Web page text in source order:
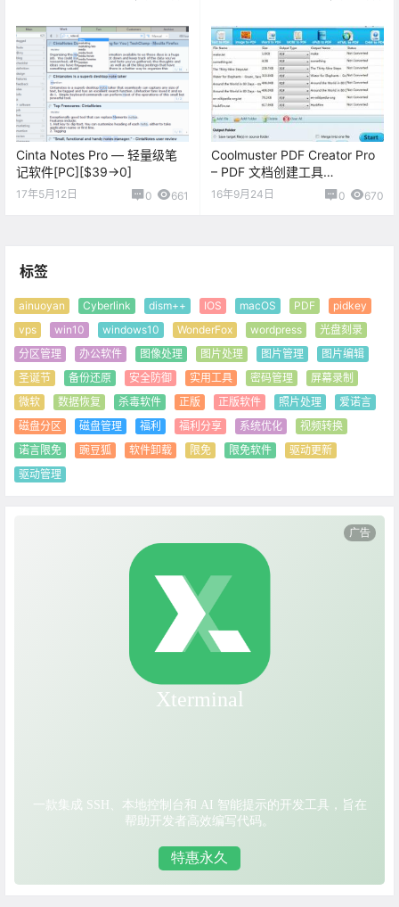
Cinta Notes Pro — 轻量级笔
记软件[PC][$39→0]
17年5月12日 0 661
Coolmuster PDF Creator Pro
– PDF 文档创建工具
[Windows][$39.95→0]
16年9月24日 0 670
标签
ainuoyan Cyberlink dism++ IOS macOS PDF
pidkey
vps
win10 windows10 WonderFox wordpress
光盘刻录
分区管理
办公软件 图像处理 图片处理 图片管理
图片编辑
圣诞节
备份还原 安全防御 实用工具 密码管理
屏幕录制
微软
数据恢复 杀毒软件 正版 正版软件 照片处理
爱诺言
磁盘分区
磁盘管理 福利 福利分享 系统优化
视频转换
诺言限免
豌豆狐 软件卸载 限免 限免软件
驱动更新
驱动管理